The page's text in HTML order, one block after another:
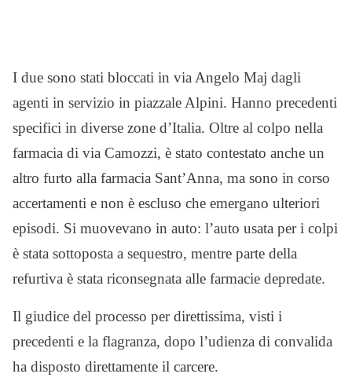
I due sono stati bloccati in via Angelo Maj dagli
agenti in servizio in piazzale Alpini. Hanno precedenti
specifici in diverse zone d’Italia. Oltre al colpo nella
farmacia di via Camozzi, è stato contestato anche un
altro furto alla farmacia Sant’Anna, ma sono in corso
accertamenti e non è escluso che emergano ulteriori
episodi. Si muovevano in auto: l’auto usata per i colpi
è stata sottoposta a sequestro, mentre parte della
refurtiva è stata riconsegnata alle farmacie depredate.
Il giudice del processo per direttissima, visti i
precedenti e la flagranza, dopo l’udienza di convalida
ha disposto direttamente il carcere.